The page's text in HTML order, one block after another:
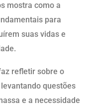
mostra como a
para
suas vidas e
refletir sobre o
questões
e a necessidade